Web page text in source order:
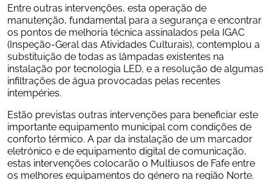
Entre outras intervenções, esta operação de
manutenção, fundamental para a segurança e encontrar
os pontos de melhoria técnica assinalados pela IGAC
(Inspeção-Geral das Atividades Culturais), contemplou a
substituição de todas as lâmpadas existentes na
instalação por tecnologia LED, e a resolução de algumas
infiltrações de água provocadas pelas recentes
intempéries.
Estão previstas outras intervenções para beneficiar este
importante equipamento municipal com condições de
conforto térmico. A par da instalação de um marcador
eletrónico e de equipamento digital de comunicação,
estas intervenções colocarão o Multiusos de Fafe entre
os melhores equipamentos do género na região Norte.